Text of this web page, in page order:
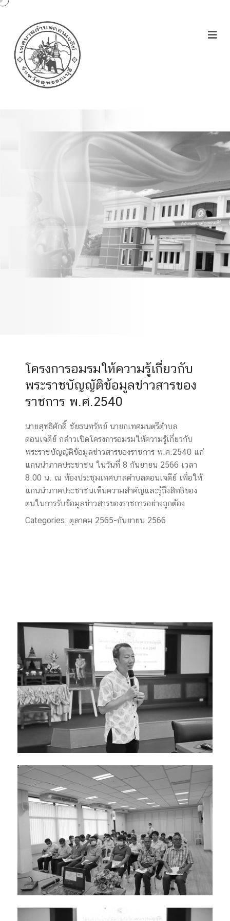
โครงการอมรมให้ความรู้
เกี่ยวกับพระราชบัญญัติ
ข้อมูลข่าวสารของราชการ
พ.ศ.2540
โครงการอมรมให้ความรู้เกี่ยวกับ
พระราชบัญญัติข้อมูลข่าวสารของ
ราชการ พ.ศ.2540
นายสุทธิศักดิ์ ชัยธนทรัพย์ นายกเทศมนตรีตำบล
ดอนเจดีย์ กล่าวเปิดโครงการอมรมให้ความรู้เกี่ยวกับ
พระราชบัญญัติข้อมูลข่าวสารของราชการ พ.ศ.2540 แก่
แกนนำภาคประชาชน ในวันที่ 8 กันยายน 2566 เวลา
8.00 น. ณ ห้องประชุมเทศบาลตำบลดอนเจดีย์ เพื่อให้
แกนนำภาคประชาชนเห็นความสำคัญและรู้ถึงสิทธิของ
ตนในการรับข้อมูลข่าวสารของราชการอย่างถูกต้อง
Categories: ตุลาคม 2565-กันยายน 2566